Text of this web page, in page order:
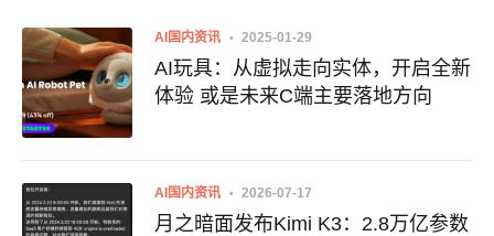
AI国内资讯 2025-01-29
AI玩具：从虚拟走向实体，开启全新
体验 或是未来C端主要落地方向
AI国内资讯 2026-07-17
月之暗面发布Kimi K3：2.8万亿参数